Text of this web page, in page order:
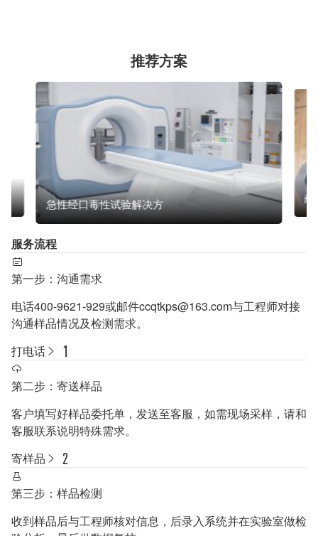
推荐方案
急性经口毒性试验解决方 耐
服务流程
第一步：沟通需求
电话400-9621-929或邮件ccqtkps@163.com与工程师对接
沟通样品情况及检测需求。
打电话
第二步：寄送样品
客户填写好样品委托单，发送至客服，如需现场采样，请和
客服联系说明特殊需求。
寄样品
第三步：样品检测
收到样品后与工程师核对信息，后录入系统并在实验室做检